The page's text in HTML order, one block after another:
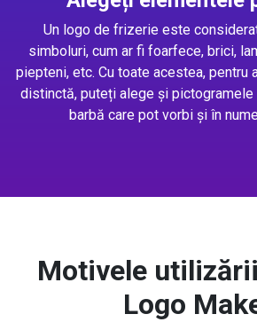
Un logo de frizerie este
simboluri, cum ar fi foarfece, brici,
piepteni, etc. Cu toate acestea, pentru
distinctă, puteți alege și
barbă care pot vorbi și în
Motivele
Logo